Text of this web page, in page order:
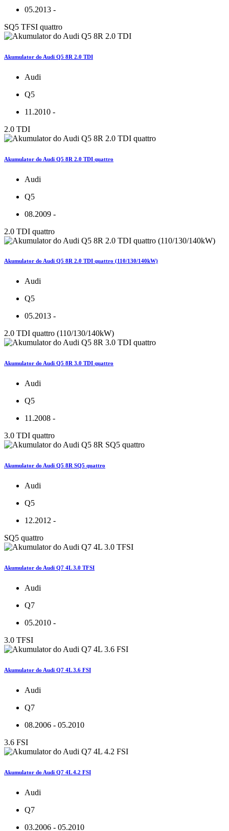
05.2013 -
SQ5 TFSI quattro
Akumulator do Audi Q5 8R 2.0 TDI
Audi
Q5
11.2010 -
2.0 TDI
Akumulator do Audi Q5 8R 2.0 TDI quattro
Audi
Q5
08.2009 -
2.0 TDI quattro
Akumulator do Audi Q5 8R 2.0 TDI quattro (110/130/140kW)
Audi
Q5
05.2013 -
2.0 TDI quattro (110/130/140kW)
Akumulator do Audi Q5 8R 3.0 TDI quattro
Audi
Q5
11.2008 -
3.0 TDI quattro
Akumulator do Audi Q5 8R SQ5 quattro
Audi
Q5
12.2012 -
SQ5 quattro
Akumulator do Audi Q7 4L 3.0 TFSI
Audi
Q7
05.2010 -
3.0 TFSI
Akumulator do Audi Q7 4L 3.6 FSI
Audi
Q7
08.2006 - 05.2010
3.6 FSI
Akumulator do Audi Q7 4L 4.2 FSI
Audi
Q7
03.2006 - 05.2010